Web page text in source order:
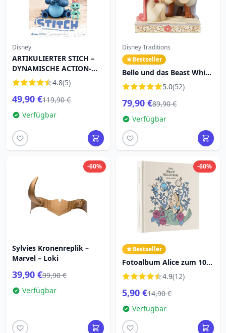
Disney
ARTIKULIERTER STICH –
DYNAMISCHE ACTION-
HELDEN VON DISNEY
4.8(5)
49,90 €119,90 €
Verfügbar
Disney Traditions
Bestseller
Belle und das Beast White
Woodland – DISNEY
TRADITIONS
5.0(52)
79,90 €89,90 €
Verfügbar
-60%
Sylvies Kronenreplik –
Marvel – Loki
39,90 €99,90 €
Verfügbar
-60%
Bestseller
Fotoalbum Alice zum 100.
Jahrestag - Disney Alice
im Wunderland
4.9(12)
5,90 €14,90 €
Verfügbar